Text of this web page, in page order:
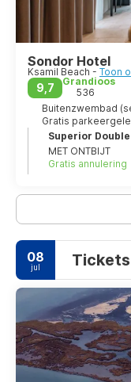
Sondor Hotel
Ksamil Beach - Toon
9,7
Grandioos
536
Buitenzwembad
Gratis
Superior Double
MET ONTBIJT
Gratis annulering
08
jul Tickets